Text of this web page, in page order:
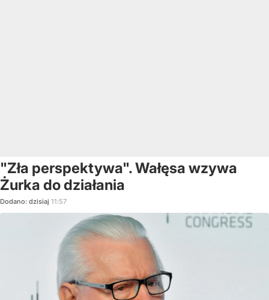
"Zła perspektywa". Wałęsa wzywa
Żurka do działania
Dodano: dzisiaj 11:57